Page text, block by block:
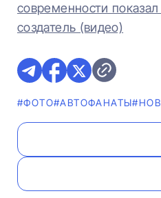
современности
создатель (видео)
#ФОТО#AВТОФАНАТЫ